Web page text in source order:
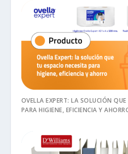
OVELLA EXPERT: LA SOLUCIÓN
PARA HIGIENE, EFICIENCIA Y